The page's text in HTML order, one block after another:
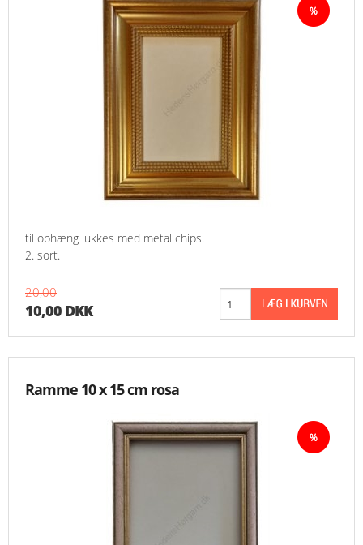
til ophæng lukkes med metal chips.
2. sort.
20,00
10,00 DKK
Ramme 10 x 15 cm rosa